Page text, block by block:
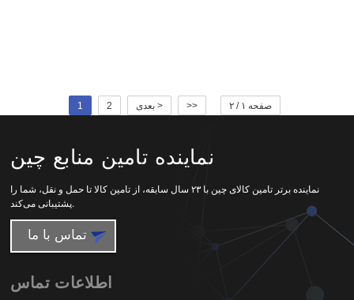
1 2 بعدی > >> صفحه ۱ / ۲
نماینده تامین منابع چین
نماینده برتر تامین کالای چین با ۲۳ سال سابقه، از تامین کالا تا حمل و نقل، شما را
پشتیبانی می‌کند.
تماس با ما
اطلاعات تماس